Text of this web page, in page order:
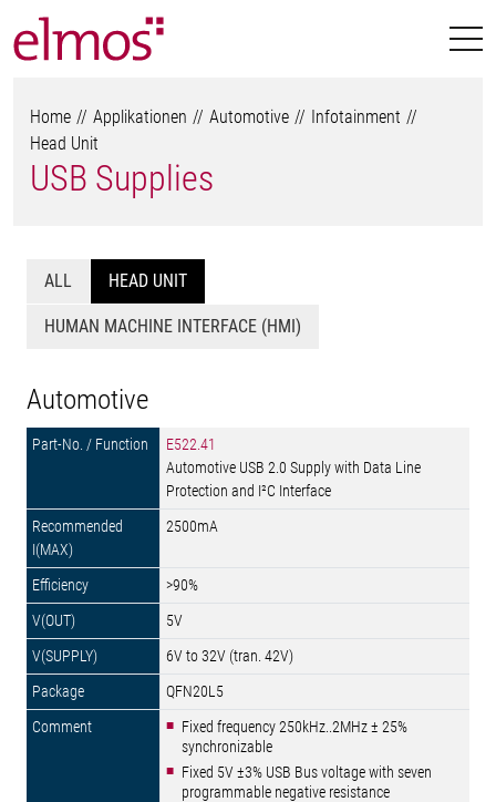
Home Applikationen Automotive
Infotainment
Head Unit
USB Supplies
ALL HEAD UNIT
HUMAN MACHINE INTERFACE (HMI)
Automotive
E522.41
Automotive USB 2.0 Supply with Data Line
Protection and I²C Interface
2500mA
>90%
5V
6V to 32V (tran. 42V)
QFN20L5
Fixed frequency 250kHz..2MHz ± 25%
synchronizable
Fixed 5V ±3% USB Bus voltage with seven
programmable negative resistance